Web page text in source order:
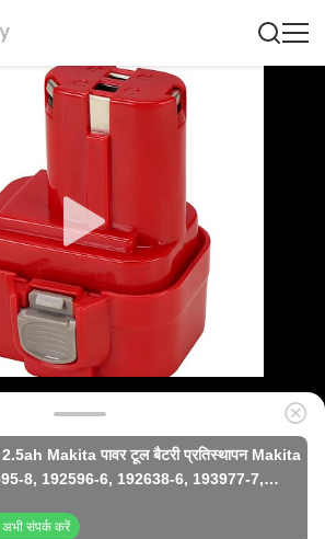
Makita पावर टूल बैटरी प्रतिस्थापन Makita
8, 192596-6, 192638-6, 193977-7,
अभी संपर्क करें